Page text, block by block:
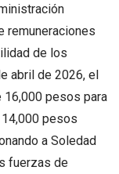
remuneraciones
de los
abril de 2026, el
16,000 pesos para
pesos
a Soledad
fuerzas de